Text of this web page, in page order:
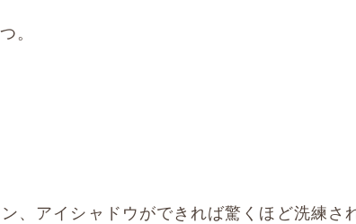
。
、アイシャドウができれば驚くほど洗練さ